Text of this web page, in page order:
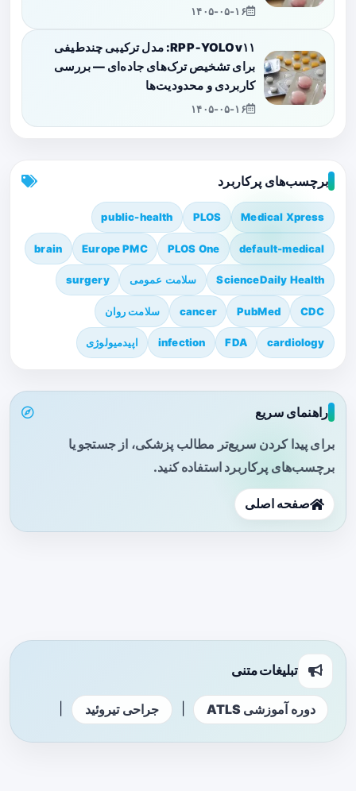
۱۴۰۵-۰۵-۱۶
RPP‑YOLOv۱۱: مدل ترکیبی چندطیفی
برای تشخیص ترک‌های جاده‌ای — بررسی
کاربردی و محدودیت‌ها
۱۴۰۵-۰۵-۱۶
برچسب‌های پرکاربرد
Medical Xpress
PLOS
public-health
default-medical
PLOS One
Europe PMC
brain
ScienceDaily Health سلامت عمومی surgery
CDC
PubMed
cancer سلامت روان
cardiology
FDA
infection اپیدمیولوژی
راهنمای سریع
برای پیدا کردن سریع‌تر مطالب پزشکی، از جستجو یا
برچسب‌های پرکاربرد استفاده کنید.
صفحه اصلی
تبلیغات متنی
دوره آموزشی ATLS جراحی تیروئید